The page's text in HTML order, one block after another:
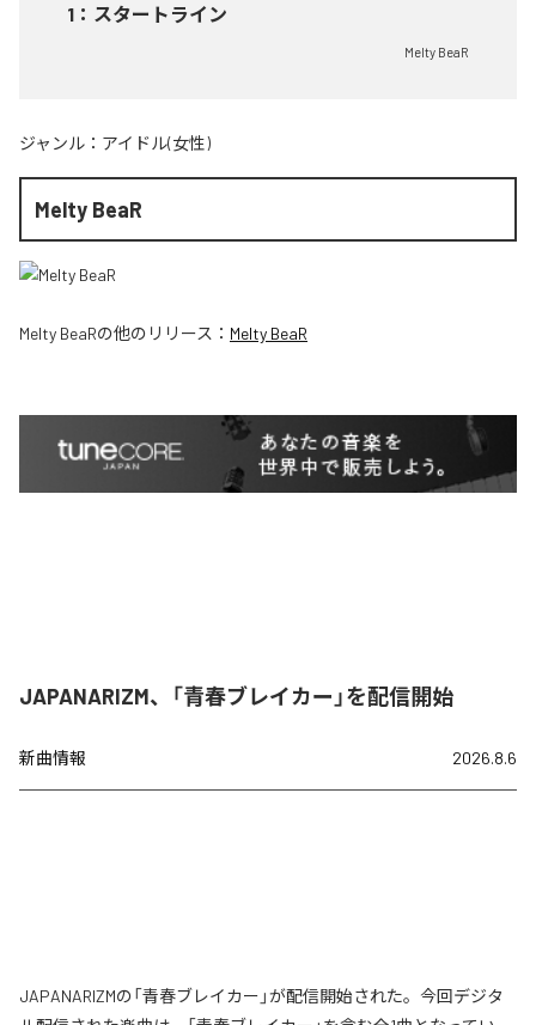
1 ： スタートライン
Melty BeaR
ジャンル： アイドル(女性)
Melty BeaR
Melty BeaRの他のリリース： Melty BeaR
JAPANARIZM、「青春ブレイカー」を配信開始
新曲情報 2026.8.6
JAPANARIZMの「青春ブレイカー」が配信開始された。今回デジタ